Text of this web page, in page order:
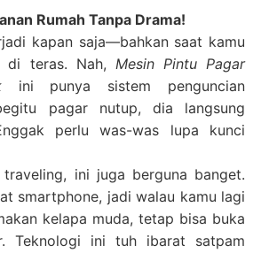
Rumah Tanpa Drama!
kapan saja—bahkan saat kamu
di teras. Nah, Mesin Pintu Pagar
ini punya sistem penguncian
pagar nutup, dia langsung
perlu was-was lupa kunci
traveling, ini juga berguna banget.
smartphone, jadi walau kamu lagi
kelapa muda, tetap bisa buka
Teknologi ini tuh ibarat satpam